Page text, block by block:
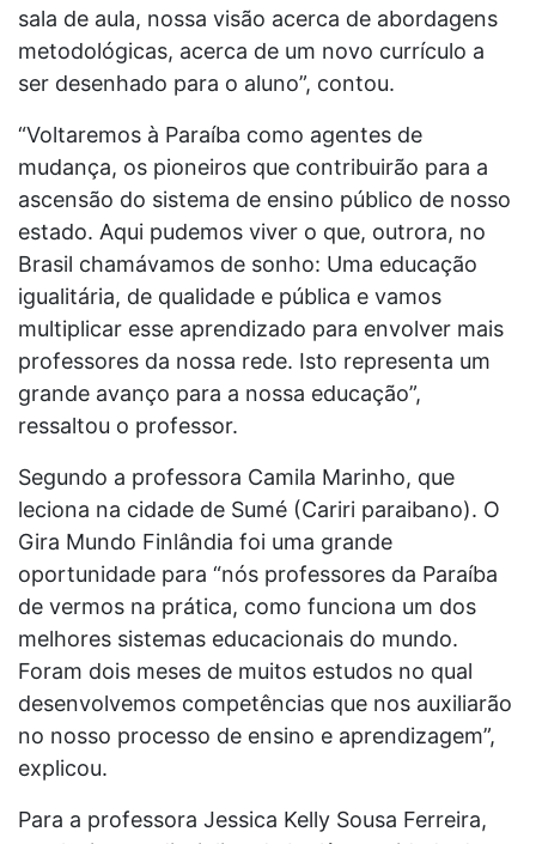
sala de aula, nossa visão acerca de abordagens
metodológicas, acerca de um novo currículo a
ser desenhado para o aluno”, contou.
“Voltaremos à Paraíba como agentes de
mudança, os pioneiros que contribuirão para a
ascensão do sistema de ensino público de nosso
estado. Aqui pudemos viver o que, outrora, no
Brasil chamávamos de sonho: Uma educação
igualitária, de qualidade e pública e vamos
multiplicar esse aprendizado para envolver mais
professores da nossa rede. Isto representa um
grande avanço para a nossa educação”,
ressaltou o professor.
Segundo a professora Camila Marinho, que
leciona na cidade de Sumé (Cariri paraibano). O
Gira Mundo Finlândia foi uma grande
oportunidade para “nós professores da Paraíba
de vermos na prática, como funciona um dos
melhores sistemas educacionais do mundo.
Foram dois meses de muitos estudos no qual
desenvolvemos competências que nos auxiliarão
no nosso processo de ensino e aprendizagem”,
explicou.
Para a professora Jessica Kelly Sousa Ferreira,